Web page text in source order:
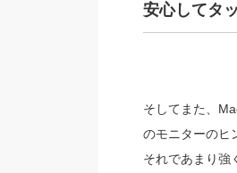
安心してタ
そしてまた、
のモニターのヒ
それであまり強